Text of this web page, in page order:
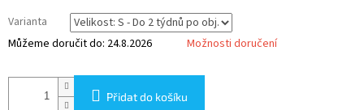
Varianta
Můžeme doručit do: 24.8.2026 Možnosti doručení
Přidat do košíku